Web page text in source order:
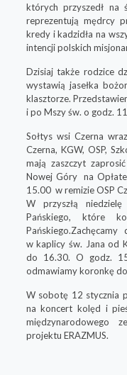
których przyszedł na
reprezentują mędrcy
kredy i kadzidła na
intencji polskich
Dzisiaj także rodzice
wystawiąjasełka
klasztorze.
i po Mszy św. o godz.
Sołtys wsi Czerna
Czerna, KGW, OSP,
mają zaszczyt
Nowej Góry na
15.00 w remizie OSP
W przyszłą
Pańskiego, które
Pańskiego.Zachęcamy
w kaplicy św. Jana od
do 16.30. O godz.
odmawiamy koronkę do
W sobotę 12 stycznia
nakoncert kolęd i
międzynarodowego
projektu ERAZMUS.